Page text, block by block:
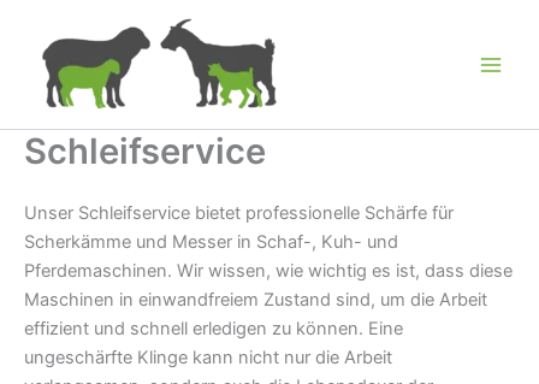
springen
Schleifservice
Unser Schleifservice bietet professionelle Schärfe für
Scherkämme und Messer in Schaf-, Kuh- und
Pferdemaschinen. Wir wissen, wie wichtig es ist, dass diese
Maschinen in einwandfreiem Zustand sind, um die Arbeit
effizient und schnell erledigen zu können. Eine
ungeschärfte Klinge kann nicht nur die Arbeit